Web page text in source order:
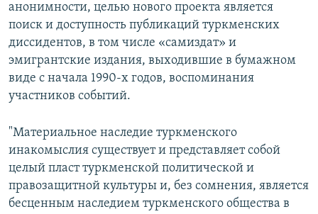
анонимности, целью нового проекта является
поиск и доступность публикаций туркменских
диссидентов, в том числе «самиздат» и
эмигрантские издания, выходившие в бумажном
виде с начала 1990‑х годов, воспоминания
участников событий.
"Материальное наследие туркменского
инакомыслия существует и представляет собой
целый пласт туркменской политической и
правозащитной культуры и, без сомнения, является
бесценным наследием туркменского общества в